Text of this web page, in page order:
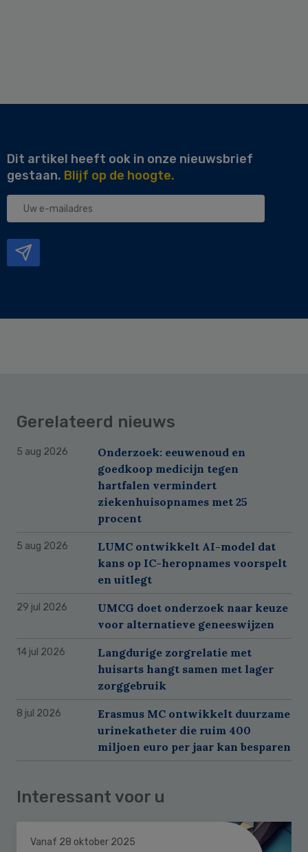
Dit artikel heeft ook in onze nieuwsbrief
gestaan. Blijf op de hoogte.
Uw
Gerelateerd nieuws
5 aug 2026
Onderzoek: eeuwenoud en
goedkoop medicijn tegen
hartfalen vermindert
ziekenhuisopnames met 25
procent
5 aug 2026
LUMC ontwikkelt AI-model dat
kans op IC-heropnames voorspelt
en uitlegt
29 jul 2026
UMCG doet onderzoek naar keuze
voor alternatieve geneeswijzen
14 jul 2026
Langdurige zorgrelatie met
huisarts hangt samen met lager
zorggebruik
8 jul 2026
Erasmus MC ontwikkelt duurzame
urinekatheter die ruim 400
miljoen euro per jaar kan besparen
Interessant voor u
Vanaf 28 oktober 2025